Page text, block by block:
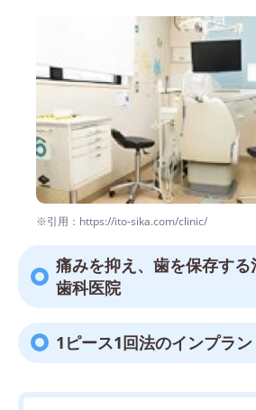
※引用：https://ito-sika.com/clinic/
痛みを抑え、歯を保存す
歯科医院
1ピース1回法のインプラ